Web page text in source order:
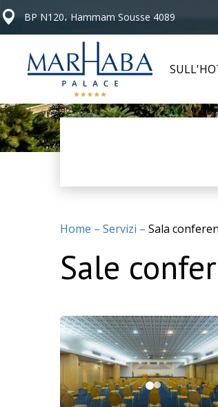
BP N120، Hammam Sousse 4089
Home – Servizi – Sala
Sale